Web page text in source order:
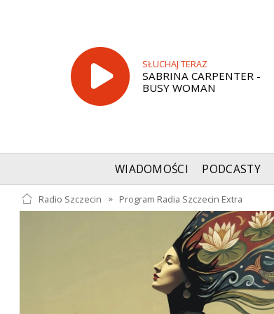
SŁUCHAJ TERAZ
SABRINA CARPENTER -
BUSY WOMAN
WIADOMOŚCI PODCASTY
Radio Szczecin » Program Radia Szczecin Extra